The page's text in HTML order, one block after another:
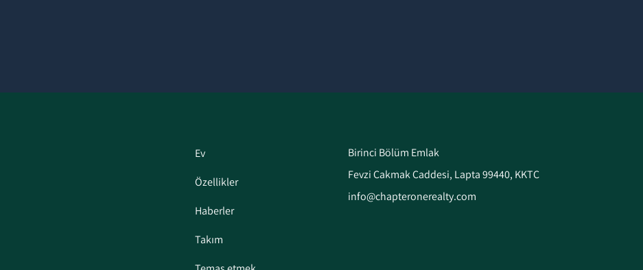
Ev
Özellikler
Haberler
Takım
Birinci Bölüm Emlak
Fevzi Çakmak Caddesi, Lapta 99440, KKTC
info@chapteronerealty.com